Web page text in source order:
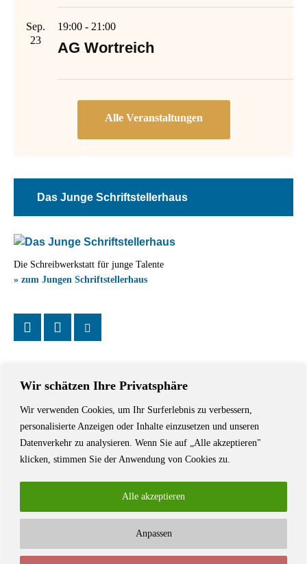
Wir schätzen Ihre Privatsphäre
Wir verwenden Cookies, um Ihr Surferlebnis zu verbessern,
personalisierte Anzeigen oder Inhalte einzusetzen und unseren
Datenverkehr zu analysieren. Wenn Sie auf „Alle akzeptieren"
klicken, stimmen Sie der Anwendung von Cookies zu.
Anpassen
Alle akzeptieren
Sep.
23
19:00 - 21:00
AG Wortreich
Das Junge Schriftstellerhaus
Die Schreibwerkstatt für junge Talente
» zum Jungen Schriftstellerhaus
Das Schriftstellerhaus ist ein beliebter Treffpunkt für Autorinnen und
Autoren aus Stuttgart und der Region sowie ein Veranstaltungsort für
Lesungen, Tagungen und Schreibwerkstätten.
© Stuttgarter Schriftstellerhaus